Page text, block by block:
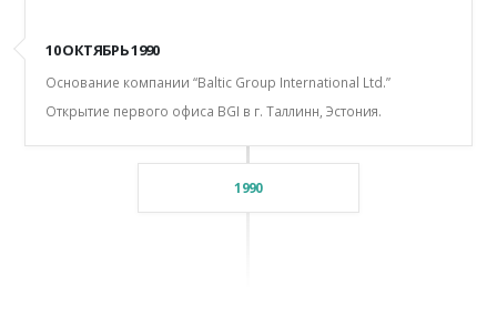
10 ОКТЯБРЬ 1990
Основание компании “Baltic Group International Ltd.”
Открытие первого офиса BGI в г. Таллинн, Эстония.
1990